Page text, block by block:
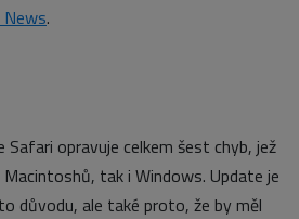
.
Safari opravuje celkem šest chyb, jež
tak i Windows. Update je
důvodu, ale také proto, že by měl